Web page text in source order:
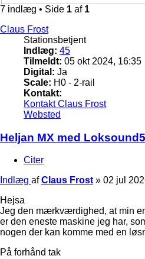
7 indlæg • Side 1 af 1
Claus Frost
Stationsbetjent
Indlæg: 45
Tilmeldt: 05 okt 2024, 16:35
Digital: Ja
Scale: H0 - 2-rail
Kontakt:
Kontakt Claus Frost
Websted
Heljan MX med
Citer
Indlæg afClaus Frost » 02 jul
Hejsa
Jeg den mærkværdighed, at min
er den eneste maskine jeg har,
nogen der kan komme med en
På forhånd tak